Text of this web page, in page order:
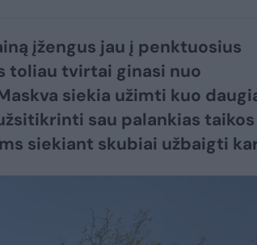
įžengus jau į penktuosius
toliau tvirtai ginasi nuo
siekia užimti kuo
sau palankias taikos
siekiant skubiai užbaigti